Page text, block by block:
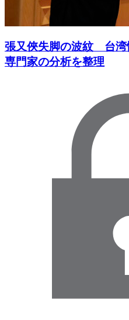
張又俠失脚の波紋 台
専門家の分析を整理